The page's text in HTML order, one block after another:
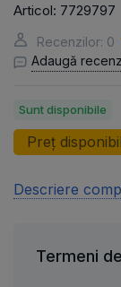
Articol: 7729797
Recenzilor: 0
Adaugă
Sunt disponibile
Preț
Descriere
Termeni